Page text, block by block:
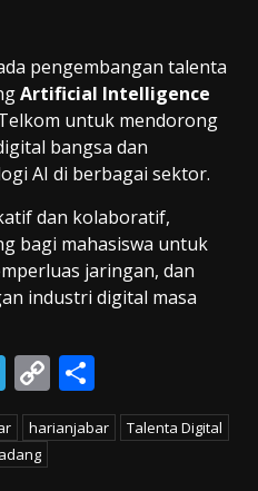
pengembangan talenta
Artificial Intelligence
untuk mendorong
bangsa dan
AI di berbagai sektor.
dan kolaboratif,
bagi mahasiswa untuk
jaringan, dan
industri digital masa
T
el
e
gr
C
o
p
h
ar
harianjabar
Talenta Digital